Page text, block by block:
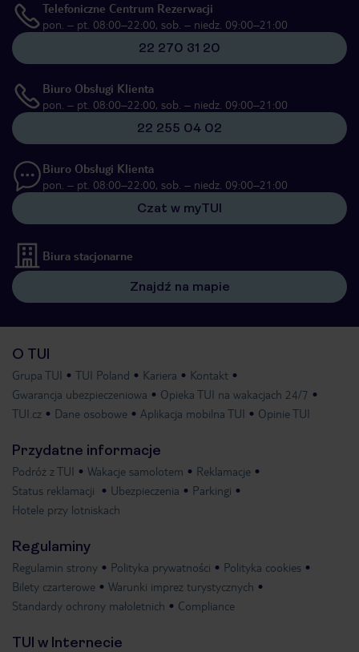
Telefoniczne Centrum Rezerwacji
pon. – pt. 08:00–22:00, sob. – niedz. 09:00–21:00
22 270 31 20
Biuro Obsługi Klienta
pon. – pt. 08:00–22:00, sob. – niedz. 09:00–21:00
22 255 04 02
Biuro Obsługi Klienta
pon. – pt. 08:00–22:00, sob. – niedz. 09:00–21:00
Czat w myTUI
Biura stacjonarne
Znajdź na mapie
O TUI
Grupa TUI TUI Poland Kariera
Kontakt
Gwarancja ubezpieczeniowa
Opieka TUI na wakacjach 24/7
TUI.cz
Dane osobowe Aplikacja mobilna TUI Opinie TUI
Przydatne informacje
Podróż z TUI Wakacje samolotem
Reklamacje
Status reklamacji
Ubezpieczenia
Parkingi
Hotele przy lotniskach
Regulaminy
Regulamin strony Polityka prywatności
Polityka cookies
Bilety czarterowe
Warunki imprez turystycznych
Standardy ochrony małoletnich
Compliance
TUI w Internecie